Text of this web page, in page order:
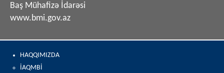
Baş Mühafizə İdarəsi
www.bmi.gov.az
HAQQIMIZDA
İAQMBİ